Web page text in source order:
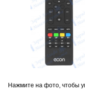
Нажмите на фото, чтобы